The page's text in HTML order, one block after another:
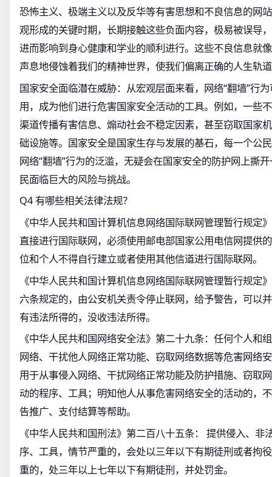
恐怖主义、极端主义以及反华等有害思想和不良信息的网
观形成的关键时期，长期接触这些负面内容，极易被误导
进而影响到身心健康和学业的顺利进行。这些不良信息就
声息地侵蚀着我们的精神世界，使我们偏离正确的人生轨
国家安全面临潜在威胁：从宏观层面来看，网络“翻墙”行
用，成为他们进行危害国家安全活动的工具。例如，一些
渠道传播有害信息、煽动社会不稳定因素，甚至窃取国家
础设施等。国家安全是国家生存与发展的基石，每一个公
网络“翻墙”行为的泛滥，无疑会在国家安全的防护网上撕
民面临巨大的风险与挑战。
Q4 有哪些相关法律法规？
《中华人民共和国计算机信息网络国际联网管理暂行规定
直接进行国际联网，必须使用邮电部国家公用电信网提供
位和个人不得自行建立或者使用其他信道进行国际联网。
《中华人民共和国计算机信息网络国际联网管理暂行规定
六条规定的，由公安机关责令停止联网，给予警告，可以
有违法所得的，没收违法所得。
《中华人民共和国网络安全法》第二十九条：任何个人和
网络、干扰他人网络正常功能、窃取网络数据等危害网络
用于从事侵入网络、干扰网络正常功能及防护措施、窃取
动的程序、工具；明知他人从事危害网络安全的活动的，
告推广、支付结算等帮助。
《中华人民共和国刑法》第二百八十五条： 提供侵入、非
序、工具，情节严重的，会处以三年以下有期徒刑或者拘
重的，处三年以上七年以下有期徒刑，并处罚金。